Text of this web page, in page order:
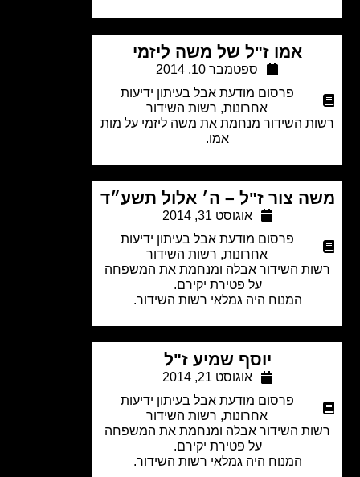
אמו ז"ל של משה ליזמי
ספטמבר 10, 2014
פרסום מודעת אבל בעיתון ידיעות
אחרונות,רשות השידור
השידור מנחמת את משה ליזמי על מות
צור ז"ל – ה׳ אלול תשע״ד
אוגוסט 31, 2014
פרסום מודעת אבל בעיתון ידיעות
אחרונות,רשות השידור
השידור אבלה ומנחמת את המשפחה
על פטירת יקירם.
המנוח היה גמלאי רשות השידור.
יוסף שמיע ז"ל
אוגוסט 21, 2014
פרסום מודעת אבל בעיתון ידיעות
אחרונות,רשות השידור
השידור אבלה ומנחמת את המשפחה
על פטירת יקירם.
המנוח היה גמלאי רשות השידור.